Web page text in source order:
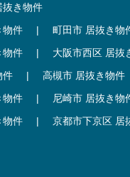
抜き物件
物件
|
町田市 居抜き物
物件
|
大阪市西区 居抜
件
|
高槻市 居抜き物件
物件
|
尼崎市 居抜き物
物件
| 京都市下京区 居